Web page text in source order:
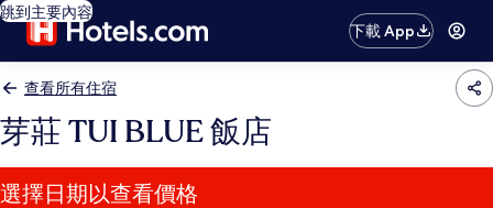
跳到主要內容
下載 App
查看所有住宿
芽莊 TUI BLUE 飯店
選擇日期以查看價格